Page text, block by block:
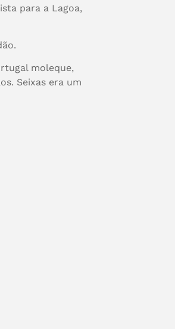
para a Lagoa,
moleque,
Seixas era um